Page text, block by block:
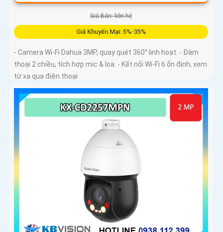
Giá Bán: liên hệ
Giá Khuyến Mại: 5%-35%
- Camera Wi-Fi Dahua 3MP, quay quét 360° linh hoạt. - Đàm
thoại 2 chiều, tích hợp mic & loa. - Kết nối Wi-Fi 6 ổn định, xem
từ xa qua điện thoại